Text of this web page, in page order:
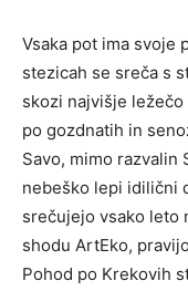
Vsaka pot ima svoje
stezicah se sreča s
skozi najvišje ležečo
po gozdnatih in
Savo, mimo razvalin
nebeško lepi idilični
srečujejo vsako leto
shodu ArtEko,
Pohod po Krekovih